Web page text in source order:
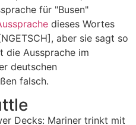
für "Busen"
dieses Wortes
aber sie sagt so
die Aussprache im
deutschen
falsch.